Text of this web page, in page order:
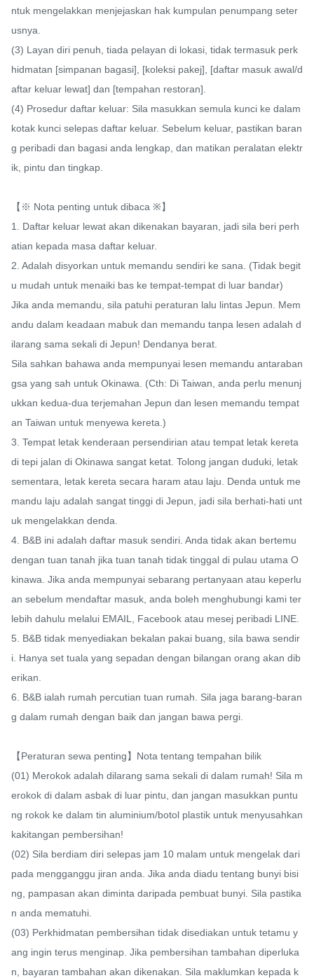
ntuk mengelakkan menjejaskan hak kumpulan penumpang seter
usnya.
(3) Layan diri penuh, tiada pelayan di lokasi, tidak termasuk perk
hidmatan [simpanan bagasi], [koleksi pakej], [daftar masuk awal/d
aftar keluar lewat] dan [tempahan restoran].
(4) Prosedur daftar keluar: Sila masukkan semula kunci ke dalam
kotak kunci selepas daftar keluar. Sebelum keluar, pastikan baran
g peribadi dan bagasi anda lengkap, dan matikan peralatan elektr
ik, pintu dan tingkap.
【※ Nota penting untuk dibaca ※】
1. Daftar keluar lewat akan dikenakan bayaran, jadi sila beri perh
atian kepada masa daftar keluar.
2. Adalah disyorkan untuk memandu sendiri ke sana. (Tidak begit
u mudah untuk menaiki bas ke tempat-tempat di luar bandar)
Jika anda memandu, sila patuhi peraturan lalu lintas Jepun. Mem
andu dalam keadaan mabuk dan memandu tanpa lesen adalah d
ilarang sama sekali di Jepun! Dendanya berat.
Sila sahkan bahawa anda mempunyai lesen memandu antaraban
gsa yang sah untuk Okinawa. (Cth: Di Taiwan, anda perlu menunj
ukkan kedua-dua terjemahan Jepun dan lesen memandu tempat
an Taiwan untuk menyewa kereta.)
3. Tempat letak kenderaan persendirian atau tempat letak kereta
di tepi jalan di Okinawa sangat ketat. Tolong jangan duduki, letak
sementara, letak kereta secara haram atau laju. Denda untuk me
mandu laju adalah sangat tinggi di Jepun, jadi sila berhati-hati unt
uk mengelakkan denda.
4. B&B ini adalah daftar masuk sendiri. Anda tidak akan bertemu
dengan tuan tanah jika tuan tanah tidak tinggal di pulau utama O
kinawa. Jika anda mempunyai sebarang pertanyaan atau keperlu
an sebelum mendaftar masuk, anda boleh menghubungi kami ter
lebih dahulu melalui EMAIL, Facebook atau mesej peribadi LINE.
5. B&B tidak menyediakan bekalan pakai buang, sila bawa sendir
i. Hanya set tuala yang sepadan dengan bilangan orang akan dib
erikan.
6. B&B ialah rumah percutian tuan rumah. Sila jaga barang-baran
g dalam rumah dengan baik dan jangan bawa pergi.
【Peraturan sewa penting】Nota tentang tempahan bilik
(01) Merokok adalah dilarang sama sekali di dalam rumah! Sila m
erokok di dalam asbak di luar pintu, dan jangan masukkan puntu
ng rokok ke dalam tin aluminium/botol plastik untuk menyusahkan
kakitangan pembersihan!
(02) Sila berdiam diri selepas jam 10 malam untuk mengelak dari
pada mengganggu jiran anda. Jika anda diadu tentang bunyi bisi
ng, pampasan akan diminta daripada pembuat bunyi. Sila pastika
n anda mematuhi.
(03) Perkhidmatan pembersihan tidak disediakan untuk tetamu y
ang ingin terus menginap. Jika pembersihan tambahan diperluka
n, bayaran tambahan akan dikenakan. Sila maklumkan kepada k